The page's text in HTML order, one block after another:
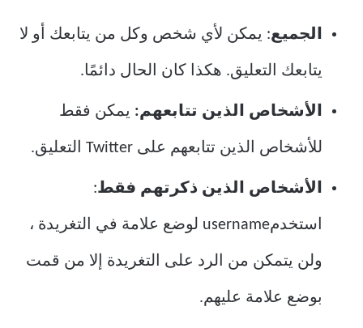
الجميع: يمكن لأي شخص وكل من يتابعك أو لا
يتابعك التعليق. هكذا كان الحال دائمًا.
الأشخاص الذين تتابعهم: يمكن فقط
للأشخاص الذين تتابعهم على Twitter التعليق.
الأشخاص الذين ذكرتهم فقط:
استخدمusername لوضع علامة في التغريدة ،
ولن يتمكن من الرد على التغريدة إلا من قمت
بوضع علامة عليهم.